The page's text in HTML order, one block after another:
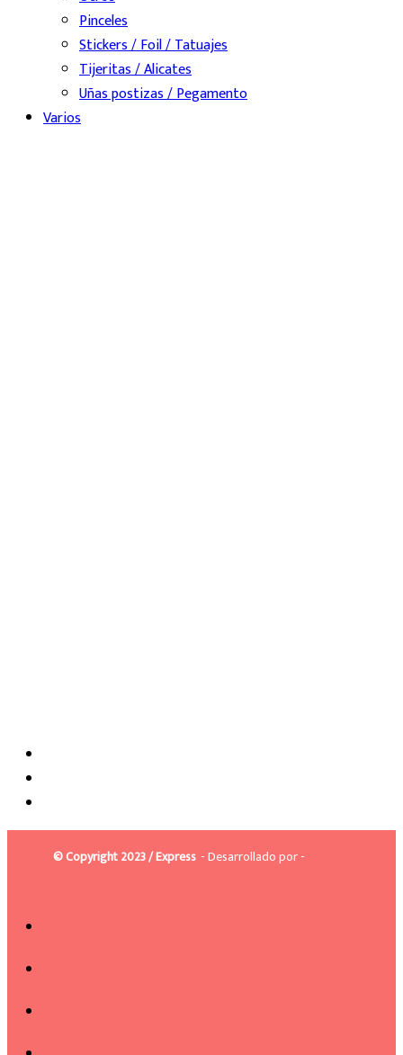
Pinceles
Stickers / Foil / Tatuajes
Tijeritas / Alicates
Uñas postizas / Pegamento
Varios
© Copyright 2023 / Express - Desarrollado por -